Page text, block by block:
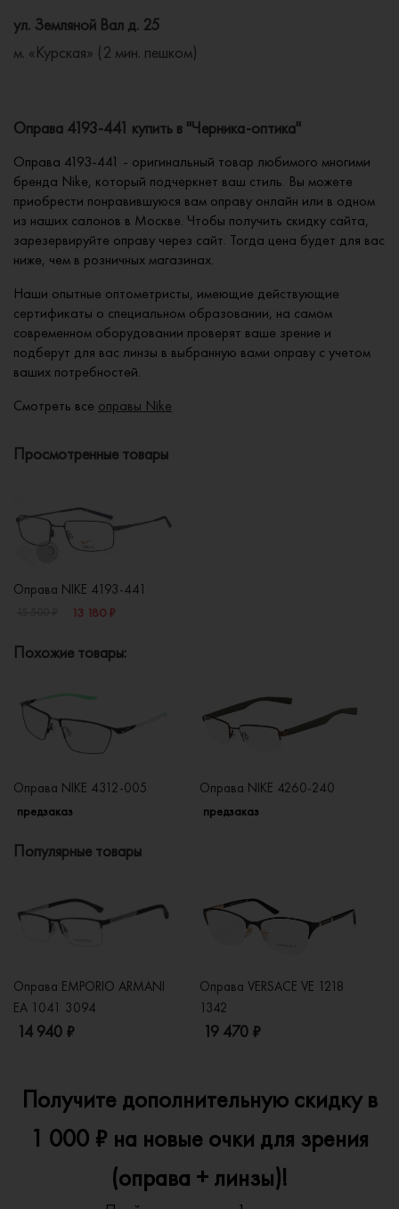
ул. Земляной Вал д. 25
м. «Курская» (2 мин. пешком)
Оправа 4193-441 купить в "Черника-оптика"
Оправа 4193-441 - оригинальный товар любимого многими
бренда Nike, который подчеркнет ваш стиль. Вы можете
приобрести понравившуюся вам оправу онлайн или в одном
из наших салонов в Москве. Чтобы получить скидку сайта,
зарезервируйте оправу через сайт. Тогда цена будет для вас
ниже, чем в розничных магазинах.
Наши опытные оптометристы, имеющие действующие
сертификаты о специальном образовании, на самом
современном оборудовании проверят ваше зрение и
подберут для вас линзы в выбранную вами оправу с учетом
ваших потребностей.
Смотреть все оправы Nike
Просмотренные товары
Оправа NIKE 4193-441
13 180 ₽
Похожие товары:
Оправа NIKE 4312-005
предзаказ
Оправа NIKE 4260-240
предзаказ
Популярные товары
Оправа EMPORIO ARMANI
EA 1041 3094
14 940 ₽
Оправа VERSACE VE 1218
1342
19 470 ₽
Получите дополнительную скидку в
1 000 ₽ на новые очки для зрения
(оправа + линзы)!